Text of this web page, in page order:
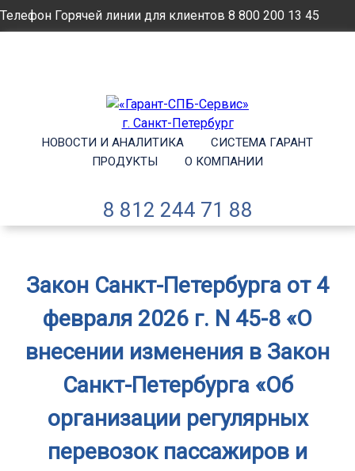
Телефон Горячей линии для клиентов 8 800 200 13 45
НОВОСТИ И АНАЛИТИКА
СИСТЕМА ГАРАНТ
ПРОДУКТЫ
О КОМПАНИИ
8 812 244 71 88
Закон Санкт-Петербурга от 4
февраля 2026 г. N 45-8 «О
внесении изменения в Закон
Санкт-Петербурга «Об
организации регулярных
перевозок пассажиров и